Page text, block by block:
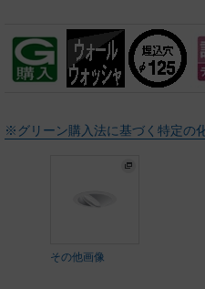
※グリーン購入法に基づく特定の
その他画像